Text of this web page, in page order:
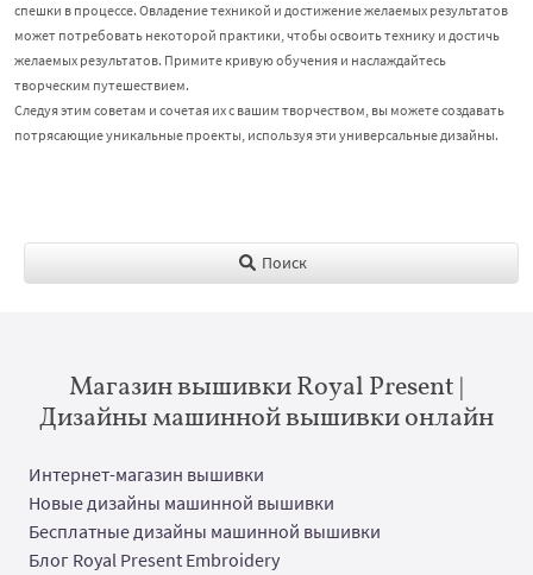
спешки в процессе. Овладение техникой и достижение желаемых результатов
может потребовать некоторой практики, чтобы освоить технику и достичь
желаемых результатов. Примите кривую обучения и наслаждайтесь
творческим путешествием.
Следуя этим советам и сочетая их с вашим творчеством, вы можете создавать
потрясающие уникальные проекты, используя эти универсальные дизайны.
Поиск
Магазин вышивки Royal Present |
Дизайны машинной вышивки онлайн
Интернет-магазин вышивки
Новые дизайны машинной вышивки
Бесплатные дизайны машинной вышивки
Блог Royal Present Embroidery